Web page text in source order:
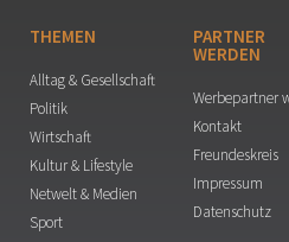
THEMEN
Alltag & Gesellschaft
Politik
Wirtschaft
Kultur & Lifestyle
Netwelt & Medien
Sport
PARTNER
WERDEN
Werbepartner
Kontakt
Freundeskreis
Impressum
Datenschutz